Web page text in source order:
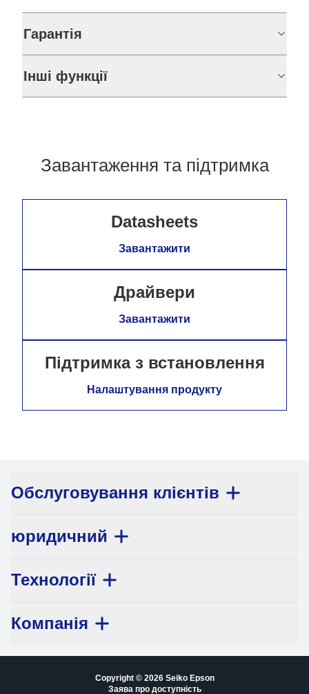
Гарантія
Інші функції
Завантаження та підтримка
Datasheets
Завантажити
Драйвери
Завантажити
Підтримка з встановлення
Налаштування продукту
Обслуговування клієнтів
юридичний
Технології
Компанія
Copyright © 2026 Seiko Epson
Заява про доступність